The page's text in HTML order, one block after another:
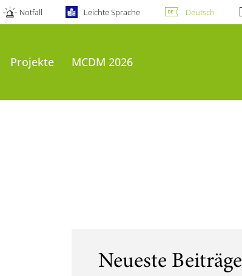
Notfall Leichte Sprache Deutsch
Projekte MCDM 2026
Neueste Beiträge